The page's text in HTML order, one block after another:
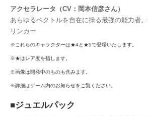
アクセラレータ（CV：岡本信彦さん）
あらゆるベクトルを自在に操る最強の能力者
リンカー
※これらのキャラクターは★4と★5で登場いたします。
※★はレア度を指します。
※画像は開発中のものも含みます。
※詳細はゲーム内のお知らせをご覧ください。
■ジュエルパック